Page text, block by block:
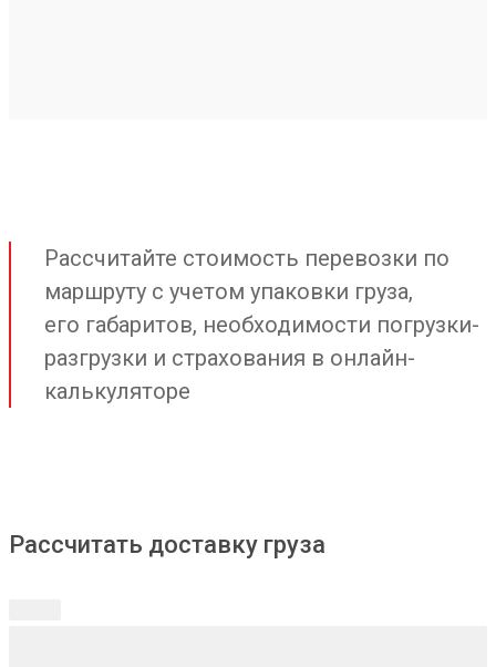
Рассчитайте стоимость перевозки по
маршруту с учетом упаковки груза,
его габаритов, необходимости погрузки-
разгрузки и страхования в онлайн-
калькуляторе
Рассчитать доставку груза